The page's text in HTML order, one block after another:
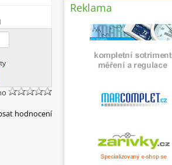
hodnocení
Reklama